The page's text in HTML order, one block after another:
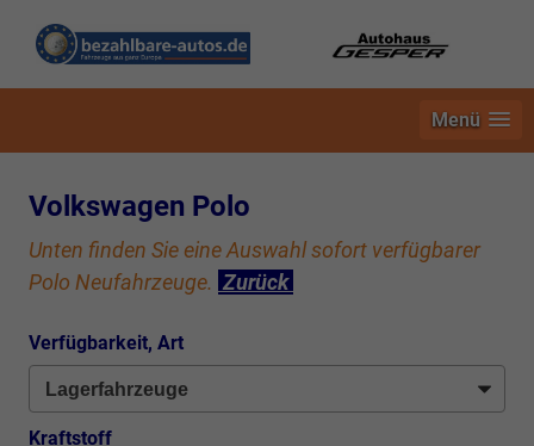
Menü
Volkswagen Polo
Unten finden Sie eine Auswahl sofort verfügbarer
Polo Neufahrzeuge. Zurück
Verfügbarkeit, Art
Kraftstoff